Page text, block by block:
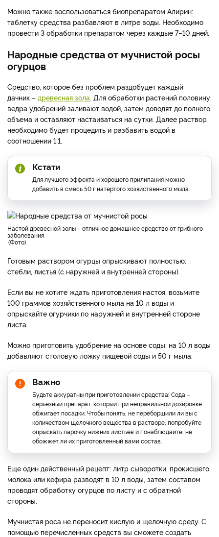
Можно также воспользоваться биопрепаратом Алирин:
таблетку средства разбавляют в литре воды. Необходимо
провести 3 обработки препаратом через каждые 7–10 дней.
Народные средства от мучнистой росы
огурцов
Средство, которое без проблем раздобудет каждый
дачник – древесная зола. Для обработки растений половину
ведра удобрений заливают водой, затем доводят до полного
объема и оставляют настаиваться на сутки. Далее раствор
необходимо будет процедить и разбавить водой в
соотношении 1:1.
Кстати
Для лучшего эффекта и хорошего прилипания можно
добавить в смесь 50 г натертого хозяйственного мыла.
настой древесной золы – отличное домашнее средство от грибного
заболевания
Фото
Готовым раствором огурцы опрыскивают полностью:
стебли, листья (с наружней и внутренней стороны).
Если вы не хотите ждать приготовления настоя, возьмите
100 граммов хозяйственного мыла на 10 л воды и
опрыскайте огурчики по наружней и внутренней стороне
листа.
Можно приготовить удобрение на основе соды: на 10 л воды
добавляют столовую ложку пищевой соды и 50 г мыла.
Важно
Будьте аккуратны при приготовлении средства! Сода –
серьезный препарат, который при неправильной дозировке
обжигает посадки. Чтобы понять, не переборщили ли вы с
количеством щелочного вещества в растворе, попробуйте
опрыскать парочку нижних листьев и понаблюдайте, не
обожжет ли их приготовленный вами состав.
Еще один действенный рецепт: литр сыворотки, прокисшего
молока или кефира разводят в 10 л воды, затем составом
проводят обработку огурцов по листу и с обратной
стороны.
Мучнистая роса не переносит кислую и щелочную среду. С
помощью перечисленных средств вы сможете создать